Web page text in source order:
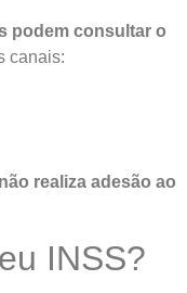
podem consultar o
canais:
realiza adesão ao
INSS?